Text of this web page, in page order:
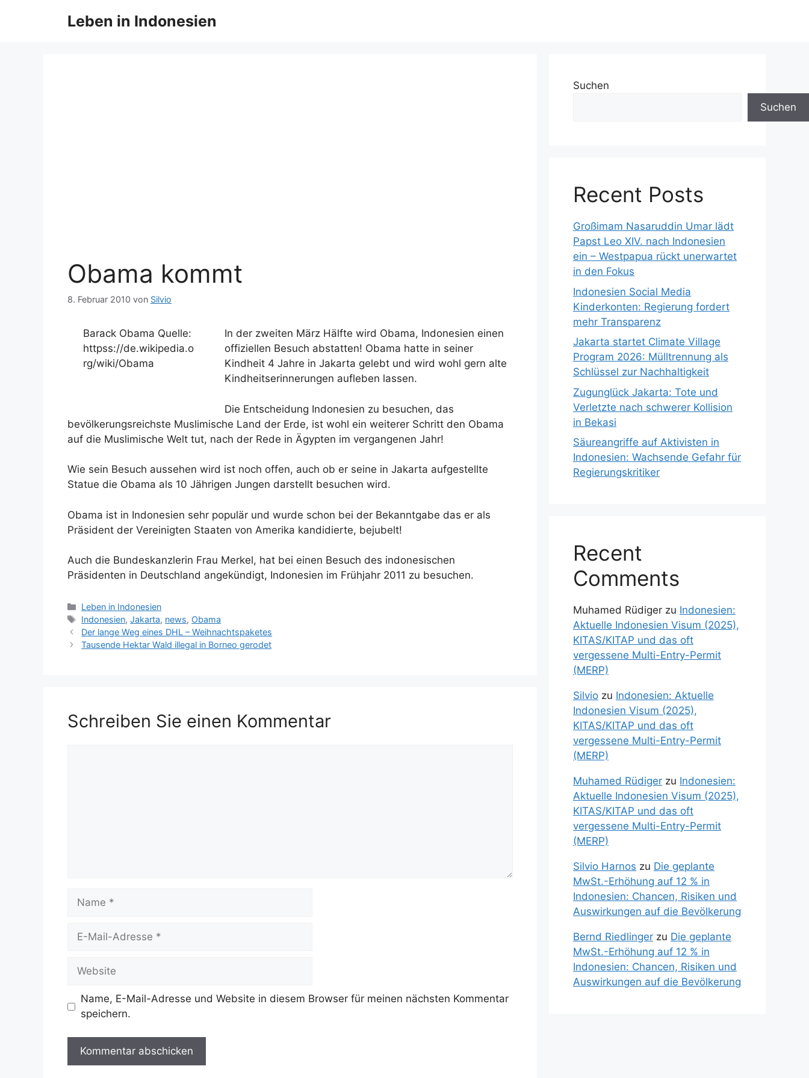
Leben in Indonesien
Obama kommt
8. Februar 2010 von Silvio
Barack Obama Quelle:
httpss://de.wikipedia.o
rg/wiki/Obama
In der zweiten März Hälfte wird Obama, Indonesien einen
offiziellen Besuch abstatten! Obama hatte in seiner
Kindheit 4 Jahre in Jakarta gelebt und wird wohl gern alte
Kindheitserinnerungen aufleben lassen.
Die Entscheidung Indonesien zu besuchen, das
bevölkerungsreichste Muslimische Land der Erde, ist wohl ein weiterer Schritt den Obama
auf die Muslimische Welt tut, nach der Rede in Ägypten im vergangenen Jahr!
Wie sein Besuch aussehen wird ist noch offen, auch ob er seine in Jakarta aufgestellte
Statue die Obama als 10 Jährigen Jungen darstellt besuchen wird.
Obama ist in Indonesien sehr populär und wurde schon bei der Bekanntgabe das er als
Präsident der Vereinigten Staaten von Amerika kandidierte, bejubelt!
Auch die Bundeskanzlerin Frau Merkel, hat bei einen Besuch des indonesischen
Präsidenten in Deutschland angekündigt, Indonesien im Frühjahr 2011 zu besuchen.
Kategorien
Leben in Indonesien
Schlagwörter
Indonesien,Jakarta, news, Obama
Der lange Weg eines DHL – Weihnachtspaketes
Tausende Hektar Wald illegal in Borneo gerodet
Schreiben Sie einen Kommentar
Name
Website
Name, E-Mail-Adresse und Website in diesem Browser für meinen nächsten Kommentar
speichern.
Suchen
Suchen
Recent Posts
Großimam Nasaruddin Umar lädt
Papst Leo XIV. nach Indonesien
ein – Westpapua rückt unerwartet
in den Fokus
Indonesien Social Media
Kinderkonten: Regierung fordert
mehr Transparenz
Jakarta startet Climate Village
Program 2026: Mülltrennung als
Schlüssel zur Nachhaltigkeit
Zugunglück Jakarta: Tote und
Verletzte nach schwerer Kollision
in Bekasi
Säureangriffe auf Aktivisten in
Indonesien: Wachsende Gefahr für
Regierungskritiker
Recent
Comments
Muhamed Rüdiger zu Indonesien:
Aktuelle Indonesien Visum (2025),
KITAS/KITAP und das oft
vergessene Multi-Entry-Permit
(MERP)
Silvio zu Indonesien: Aktuelle
Indonesien Visum (2025),
KITAS/KITAP und das oft
vergessene Multi-Entry-Permit
(MERP)
Muhamed Rüdiger zu Indonesien:
Aktuelle Indonesien Visum (2025),
KITAS/KITAP und das oft
vergessene Multi-Entry-Permit
(MERP)
Silvio Harnos zu Die geplante
MwSt.-Erhöhung auf 12 % in
Indonesien: Chancen, Risiken und
Auswirkungen auf die Bevölkerung
Bernd Riedlinger zu Die geplante
MwSt.-Erhöhung auf 12 % in
Indonesien: Chancen, Risiken und
Auswirkungen auf die Bevölkerung